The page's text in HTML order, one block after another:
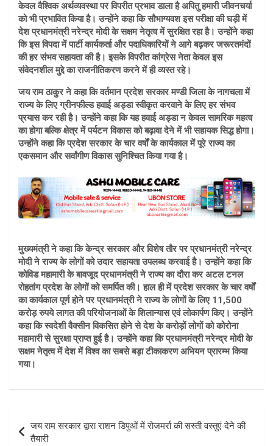
केवल वैश्विक अर्थव्यवस्था पर विपरीत प्रभाव डाला है अपितु हमारी जीवनचर्या
को भी प्रभावित किया है। उन्होंने कहा कि सौभाग्यवश इस परीक्षा की घड़ी में
देश प्रधानमंत्री नरेन्द्र मोदी के सक्षम नेतृत्व में सुरक्षित रहा है। उन्होंने कहा
कि इस विपदा में पार्टी कार्यकर्ता और पदाधिकारियों ने आगे बढ़कर जरूरतमंदों
की हर संभव सहायता की है। इसके विपरीत कांग्रेस नेता केवल इस
संवेदनशील मुद्दे का राजनीतिकरण करने में ही व्यस्त रहे।
जय राम ठाकुर ने कहा कि वर्तमान प्रदेश सरकार मण्डी जिला के नागचला में
राज्य के लिए ग्रीनफील्ड हवाई अड्डा स्वीकृत करवाने के लिए हर संभव
प्रयास कर रही है। उन्होंने कहा कि यह हवाई अड्डा न केवल सामरिक महत्व
का होगा बल्कि क्षेत्र में पर्यटन विकास को बढ़ावा देने में भी सहायक सिद्ध होगा।
उन्होंने कहा कि प्रदेश सरकार के चार वर्षों के कार्यकाल में पूरे राज्य का
एकसमान और सर्वांगीण विकास सुनिश्चित किया गया है।
मुख्यमंत्री ने कहा कि केन्द्र सरकार और विशेष तौर पर प्रधानमंत्री नरेन्द्र
मोदी ने राज्य के लोगों को उदार सहायता उपलब्ध करवाई है। उन्होंने कहा कि
कोविड महामारी के बावजूद प्रधानमंत्री ने राज्य का दौरा कर अटल टनल
रोहतांग प्रदेश के लोगों को समर्पित की। हाल ही में प्रदेश सरकार के चार वर्षों
का कार्यकाल पूर्ण होने पर प्रधानमंत्री ने राज्य के लोगों के लिए 11,500
करोड़ रुपये लागत की परियोजनाओं के शिलान्यास एवं लोकार्पण किए। उन्होंने
कहा कि स्वदेशी वैक्सीन विकसित होने से देश के करोड़ों लोगों को कोरोना
महामारी से सुरक्षा प्राप्त हुई है। उन्होंने कहा कि प्रधानमंत्री नरेन्द्र मोदी के
सक्षम नेतृत्व में देश में विश्व का सबसे बड़ा टीकाकरण अभियन प्रारम्भ किया
गया।
navigation
जय राम सरकार द्वारा राशन डिपुओं में रोजमर्रा की सस्ती वस्तुएं देने की
तैयारी